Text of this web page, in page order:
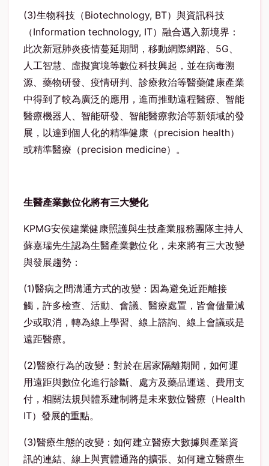
(3)生物科技（Biotechnology, BT）與資訊科技
（Information technology, IT）融合邁入新境界：
此次新冠肺炎疫情蔓延期間，移動網際網路、5G、
人工智慧、虛擬實境等數位科技興起，並在病毒溯
源、藥物研發、疫情研判、診療救治等醫藥健康產業
中得到了較為廣泛的應用，進而推動遠程醫療、智能
醫療機器人、智能研發、智能醫療救治等新領域的發
展，以達到個人化的精準健康（precision health）
或精準醫療（precision medicine）。
生醫產業數位化將有三大變化
KPMG安侯建業健康照護與生技產業服務團隊主持人
蘇嘉瑞先生認為生醫產業數位化，未來將有三大改變
與發展趨勢：
(1)醫病之間溝通方式的改變：因為避免近距離接
觸，許多檢查、活動、會議、醫療處置，皆會儘量減
少或取消，轉為線上學習、線上諮詢、線上會議或是
遠距醫療。
(2)醫療行為的改變：對於在居家隔離期間，如何運
用遠距與數位化進行診斷、處方及藥品運送、費用支
付，相關法規與體系建制將是未來數位醫療（Health
IT）發展的重點。
(3)醫療生態的改變：如何建立醫療大數據與產業資
訊的連結、線上與實體通路的擴張、如何建立醫療生